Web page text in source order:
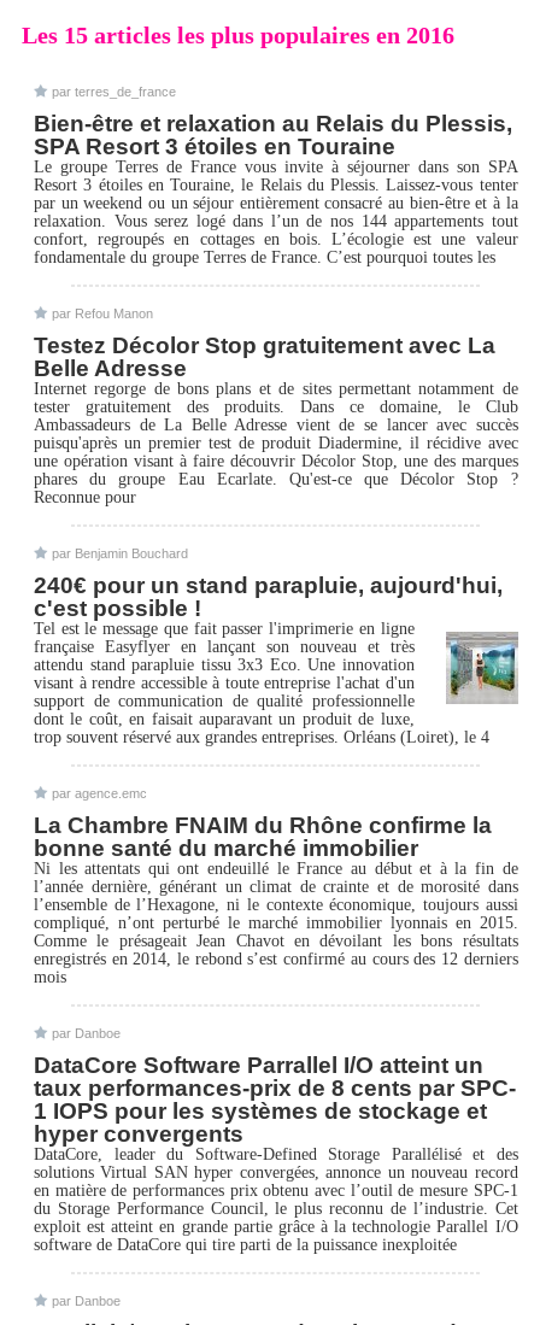
Les 15 articles les plus populaires en 2016
par terres_de_france
Bien-être et relaxation au Relais du Plessis,
SPA Resort 3 étoiles en Touraine
Le groupe Terres de France vous invite à séjourner dans son SPA
Resort 3 étoiles en Touraine, le Relais du Plessis. Laissez-vous tenter
par un weekend ou un séjour entièrement consacré au bien-être et à la
relaxation. Vous serez logé dans l’un de nos 144 appartements tout
confort, regroupés en cottages en bois. L’écologie est une valeur
fondamentale du groupe Terres de France. C’est pourquoi toutes les
par Refou Manon
Testez Décolor Stop gratuitement avec La
Belle Adresse
Internet regorge de bons plans et de sites permettant notamment de
tester gratuitement des produits. Dans ce domaine, le Club
Ambassadeurs de La Belle Adresse vient de se lancer avec succès
puisqu'après un premier test de produit Diadermine, il récidive avec
une opération visant à faire découvrir Décolor Stop, une des marques
phares du groupe Eau Ecarlate. Qu'est-ce que Décolor Stop ?
Reconnue pour
par Benjamin Bouchard
240€ pour un stand parapluie, aujourd'hui,
c'est possible !
Tel est le message que fait passer l'imprimerie en ligne
française Easyflyer en lançant son nouveau et très
attendu stand parapluie tissu 3x3 Eco. Une innovation
visant à rendre accessible à toute entreprise l'achat d'un
support de communication de qualité professionnelle
dont le coût, en faisait auparavant un produit de luxe,
trop souvent réservé aux grandes entreprises. Orléans (Loiret), le 4
par agence.emc
La Chambre FNAIM du Rhône confirme la
bonne santé du marché immobilier
Ni les attentats qui ont endeuillé le France au début et à la fin de
l’année dernière, générant un climat de crainte et de morosité dans
l’ensemble de l’Hexagone, ni le contexte économique, toujours aussi
compliqué, n’ont perturbé le marché immobilier lyonnais en 2015.
Comme le présageait Jean Chavot en dévoilant les bons résultats
enregistrés en 2014, le rebond s’est confirmé au cours des 12 derniers
mois
par Danboe
DataCore Software Parrallel I/O atteint un
taux performances-prix de 8 cents par SPC-
1 IOPS pour les systèmes de stockage et
hyper convergents
DataCore, leader du Software-Defined Storage Parallélisé et des
solutions Virtual SAN hyper convergées, annonce un nouveau record
en matière de performances prix obtenu avec l’outil de mesure SPC-1
du Storage Performance Council, le plus reconnu de l’industrie. Cet
exploit est atteint en grande partie grâce à la technologie Parallel I/O
software de DataCore qui tire parti de la puissance inexploitée
par Danboe